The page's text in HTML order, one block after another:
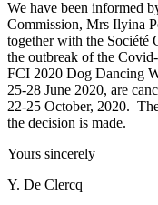
We have been informed
Commission, Mrs Ilyina
together with the Société
the outbreak of the
FCI 2020 Dog Dancing
25-28 June 2020, are
22-25 October, 2020.
the decision is made.
Yours sincerely
Y. De Clercq